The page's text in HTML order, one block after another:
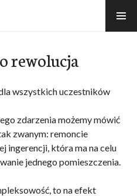
rewolucja
wszystkich uczestników
zdarzenia możemy mówić
zwanym: remoncie
ingerencji, która ma na celu
jednego pomieszczenia.
to na efekt